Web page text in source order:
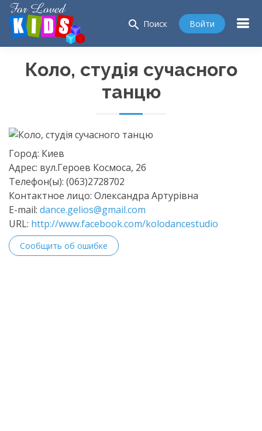
search Поиск Войти
Коло, cтудія сучасного
танцю
Город: Киев
Адрес: вул.Героев Космоса, 2б
Телефон(ы): (063)2728702
Контактное лицо: Олександра Артурівна
E-mail: dance.gelios@gmail.com
URL: http://www.facebook.com/kolodancestudio
Сообщить об ошибке